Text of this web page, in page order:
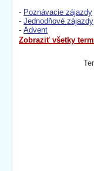
- Poznávacie zájazdy
- Jednodňové zájazdy
- Advent
Zobraziť všetky